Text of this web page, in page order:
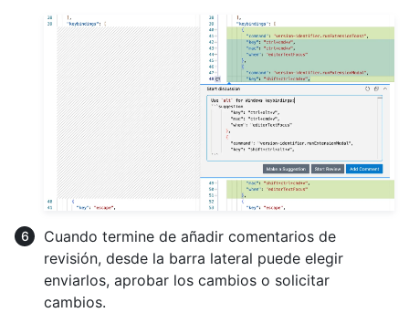
Cuando termine de añadir comentarios de
revisión, desde la barra lateral puede elegir
enviarlos, aprobar los cambios o solicitar
cambios.